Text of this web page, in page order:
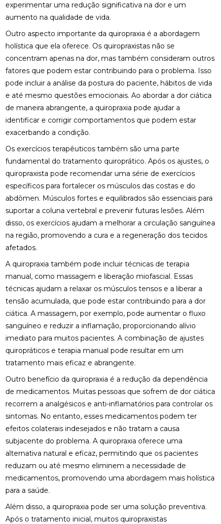
experimentar uma redução significativa na dor e um
aumento na qualidade de vida.
Outro aspecto importante da quiropraxia é a abordagem
holística que ela oferece. Os quiropraxistas não se
concentram apenas na dor, mas também consideram outros
fatores que podem estar contribuindo para o problema. Isso
pode incluir a análise da postura do paciente, hábitos de vida
e até mesmo questões emocionais. Ao abordar a dor ciática
de maneira abrangente, a quiropraxia pode ajudar a
identificar e corrigir comportamentos que podem estar
exacerbando a condição.
Os exercícios terapêuticos também são uma parte
fundamental do tratamento quiroprático. Após os ajustes, o
quiropraxista pode recomendar uma série de exercícios
específicos para fortalecer os músculos das costas e do
abdômen. Músculos fortes e equilibrados são essenciais para
suportar a coluna vertebral e prevenir futuras lesões. Além
disso, os exercícios ajudam a melhorar a circulação sanguínea
na região, promovendo a cura e a regeneração dos tecidos
afetados.
A quiropraxia também pode incluir técnicas de terapia
manual, como massagem e liberação miofascial. Essas
técnicas ajudam a relaxar os músculos tensos e a liberar a
tensão acumulada, que pode estar contribuindo para a dor
ciática. A massagem, por exemplo, pode aumentar o fluxo
sanguíneo e reduzir a inflamação, proporcionando alívio
imediato para muitos pacientes. A combinação de ajustes
quiropráticos e terapia manual pode resultar em um
tratamento mais eficaz e abrangente.
Outro benefício da quiropraxia é a redução da dependência
de medicamentos. Muitas pessoas que sofrem de dor ciática
recorrem a analgésicos e anti-inflamatórios para controlar os
sintomas. No entanto, esses medicamentos podem ter
efeitos colaterais indesejados e não tratam a causa
subjacente do problema. A quiropraxia oferece uma
alternativa natural e eficaz, permitindo que os pacientes
reduzam ou até mesmo eliminem a necessidade de
medicamentos, promovendo uma abordagem mais holística
para a saúde.
Além disso, a quiropraxia pode ser uma solução preventiva.
Após o tratamento inicial, muitos quiropraxistas
COMO ESCOLHER O MELHOR ACUPUNTURISTA
PARA VOCÊ
COMO FUNCIONA A CONSULTA COM UM
ACUPUNTURISTA E O QUE ESPERAR
CLÍNICA?
COMO MONTAR SUA CLÍNICA?
CONSULTA COM ACUPUNTURISTA: O QUE ESPERAR
PRÁTICAS
DESCUBRA COMO A PALMILHA PARA FASCITE
PLANTAR PODE ALIVIAR SUAS DORES
DESCUBRA COMO A QUIROPRAXIA E A
FISIOTERAPIA PODEM TRANSFORMAR SUA SAÚDE
TRANSFORMAR SUA SAÚDE
COMO ESCOLHER A IDEAL
DESCUBRA O PREÇO DA PALMILHA ORTOPÉDICA E
COMO ESCOLHER A MELHOR
E COMO ESCOLHER A IDEAL
DESCUBRA O PREÇO DA PALMILHA SOB MEDIDA: 6
FATORES IMPORTANTES
DESCUBRA O PREÇO DA PALMILHA SOB MEDIDA: 6
FATORES QUE INFLUENCIAM
FASCITE PLANTAR E COMO ESCOLHER A IDEAL
DESCUBRA ONDE FAZER FISIOTERAPIA
RESPIRATÓRIA COM QUALIDADE E SEGURANÇA
DESCUBRA OS BENEFÍCIOS DA ACUPUNTURA RJ
PARA A SUA SAÚDE
PARA SUA SAÚDE E BEM-ESTAR